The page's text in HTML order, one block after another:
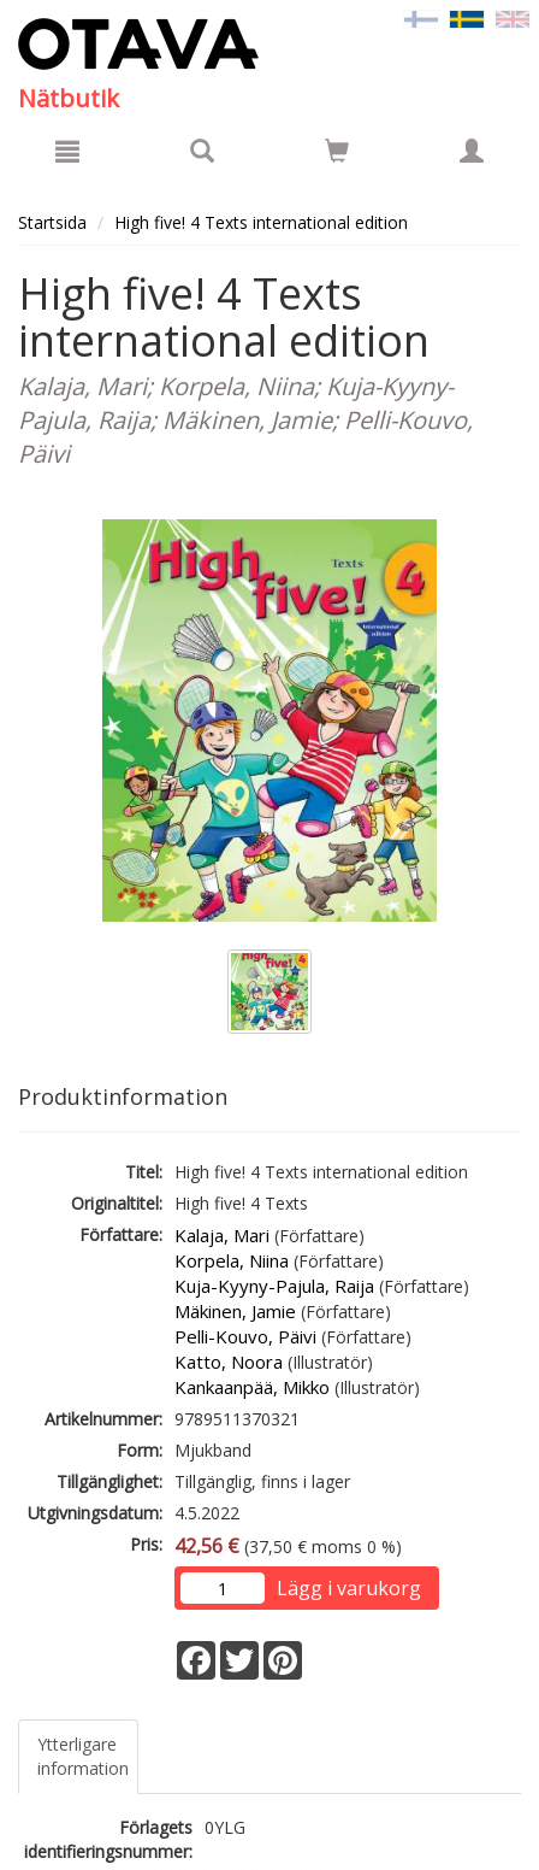
Nätbutik
Startsida High five! 4 Texts international edition
High five! 4 Texts
international edition
Kalaja, Mari; Korpela, Niina; Kuja-Kyyny-
Pajula, Raija; Mäkinen, Jamie; Pelli-Kouvo,
Päivi
Produktinformation
Titel: High five! 4 Texts international edition
Originaltitel: High five! 4 Texts
Författare: Kalaja, Mari (Författare)
Korpela, Niina (Författare)
Kuja-Kyyny-Pajula, Raija (Författare)
Mäkinen, Jamie (Författare)
Pelli-Kouvo, Päivi (Författare)
Katto, Noora (Illustratör)
Kankaanpää, Mikko (Illustratör)
Artikelnummer: 9789511370321
Form: Mjukband
Tillgänglighet: Tillgänglig, finns i lager
Utgivningsdatum: 4.5.2022
Pris: 42,56 € (37,50 € moms 0 %)
Lägg i varukorg
Facebook
Twitter
Ytterligare
information
Förlagets
identifieringsnummer:
0YLG